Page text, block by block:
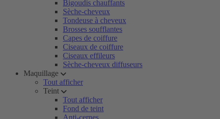
Bigoudis chauffants
Sèche-cheveux
Tondeuse à cheveux
Brosses soufflantes
Capes de coiffure
Ciseaux de coiffure
Ciseaux effileurs
Sèche-cheveux diffuseurs
Maquillage
Tout afficher
Teint
Tout afficher
Fond de teint
Anti-cernes